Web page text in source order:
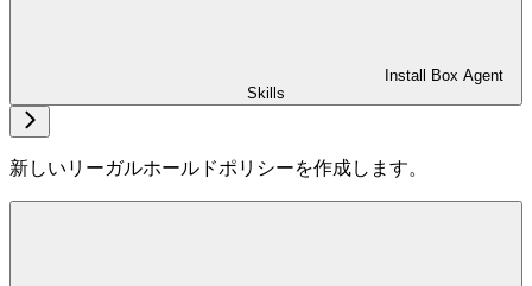
Install Box Agent
Skills
新しいリーガルホールドポリシーを作成します。